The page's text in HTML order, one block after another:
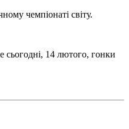
чемпіонаті світу.
14 лютого, гонки